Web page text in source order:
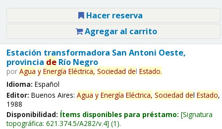
Hacer reserva
Agregar al carrito
Estación transformadora San Antoni Oeste,
provincia deRío Negro
por Agua y Energía Eléctrica, Sociedad del Estado.
Idioma: Español
Editor: Buenos Aires: Agua y Energía Eléctrica, Sociedad del Estado,
1988
Disponibilidad: Ítems disponibles para préstamo: Signatura
topográfica: 621.374.5/A282/v.4 (1).